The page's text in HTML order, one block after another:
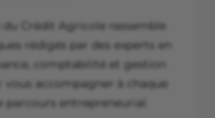
du Crédit Agricole rassemble
rédigés par des experts en
comptabilité et gestion
vous accompagner à chaque
parcours entrepreneurial.